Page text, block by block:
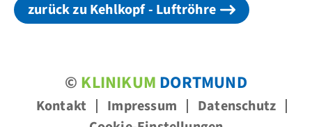
zurück zu Kehlkopf - Luftröhre
© KLINIKUM DORTMUND
Kontakt Impressum
Datenschutz